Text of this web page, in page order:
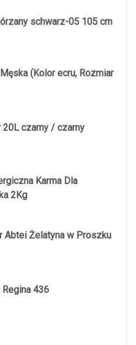
schwarz-05 105 cm
(Kolor ecru, Rozmiar
20L czarny / czarny
Karma Dla
2Kg
Abtei Żelatyna w Proszku
436